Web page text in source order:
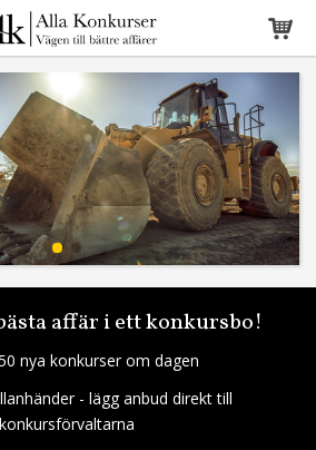
affär i ett konkursbo!
nya konkurser om dagen
- lägg anbud direkt till
konkursförvaltarna